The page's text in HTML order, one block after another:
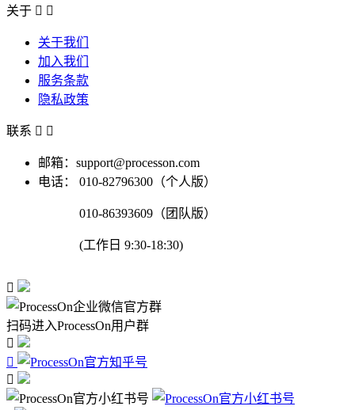
关于  
关于我们
加入我们
服务条款
隐私政策
联系  
邮箱：support@processon.com
电话：
010-82796300（个人版）
010-86393609（团队版）
(工作日 9:30-18:30)

扫码进入ProcessOn用户群


